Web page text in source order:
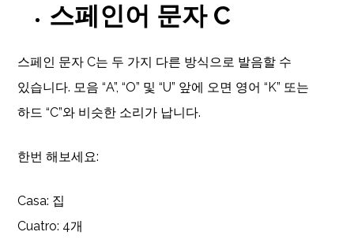
스페인어 문자 C
스페인 문자 C는 두 가지 다른 방식으로 발음할 수
있습니다. 모음 “A”, “O” 및 “U” 앞에 오면 영어 “K” 또는
하드 “C”와 비슷한 소리가 납니다.
한번 해보세요:
Casa: 집
Cuatro: 4개